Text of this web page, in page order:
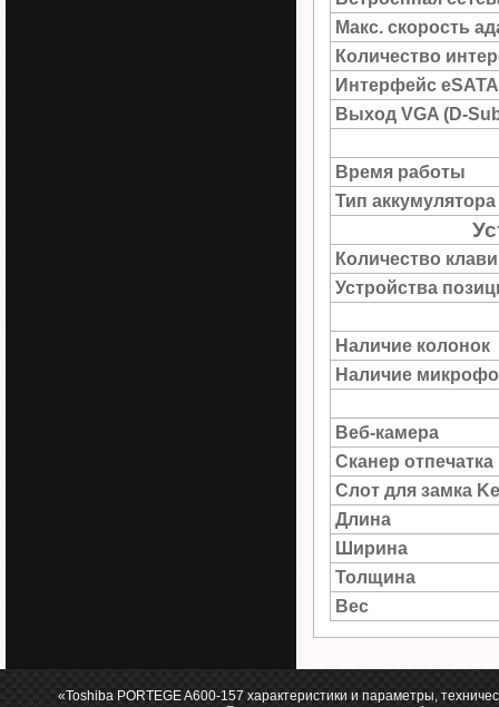
Макс. скорость
Количество
Интерфейс eSATA
Выход VGA (D-
Время работы
Тип аккумулятора
Количество
Устройства
Наличие колонок
Наличие
Веб-камера
Сканер
Слот для замка
Длина
Ширина
Толщина
Вес
«Toshiba PORTEGE A600-157 характеристики и параметры,